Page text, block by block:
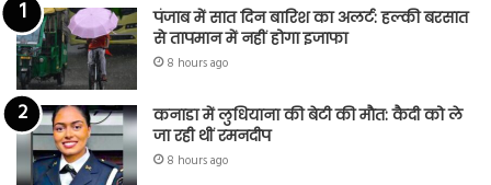
पंजाब में सात दिन बारिश का अलर्ट: हल्की बरसात
से तापमान में नहीं होगा इजाफा
8 hours ago
कनाडा में लुधियाना की बेटी की माैत: कैदी को ले
जा रही थीं रमनदीप
8 hours ago